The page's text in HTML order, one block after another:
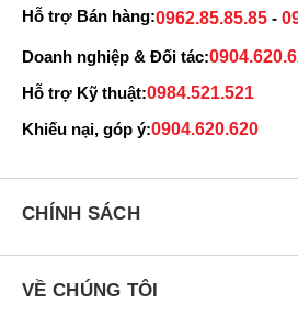
Hỗ trợ Bán hàng:0962.85.85.85 -
Doanh nghiệp & Đối tác:
Hỗ trợ Kỹ thuật:0984.521.521
Khiếu nại, góp ý:0904.620.620
CHÍNH SÁCH
VỀ CHÚNG TÔI